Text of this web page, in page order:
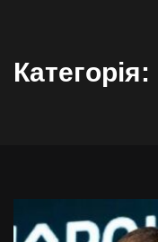
Категорія: